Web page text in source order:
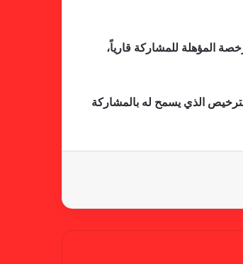
المؤهلة للمشاركة قارياً،
الذي يسمح له بالمشاركة
الهلال يخدع أنصاره
العام والمسابقات